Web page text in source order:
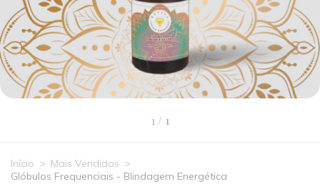
1 / 1
Início > Mais Vendidos >
Glóbulos Frequenciais - Blindagem Energética